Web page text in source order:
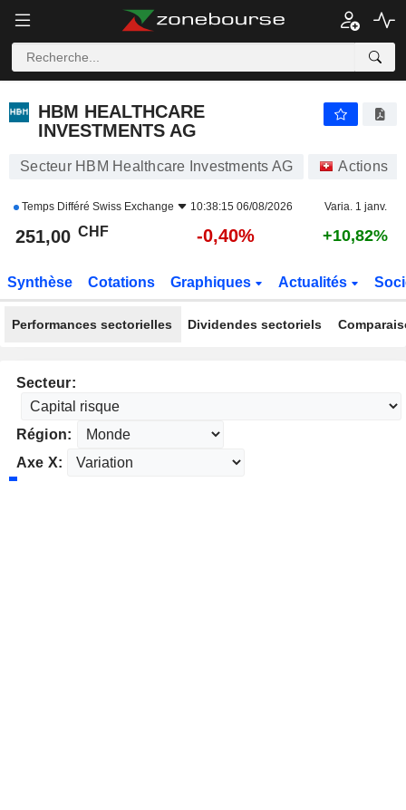
HBM HEALTHCARE
INVESTMENTS AG
Secteur HBM Healthcare Investments AG Actions
Temps Différé Swiss Exchange 10:38:15 06/08/2026 Varia. 1 janv.
251,00 CHF -0,40% +10,82%
Synthèse Cotations Graphiques Actualités
Performances sectorielles Dividendes sectoriels
Secteur:
Région:
Axe X: